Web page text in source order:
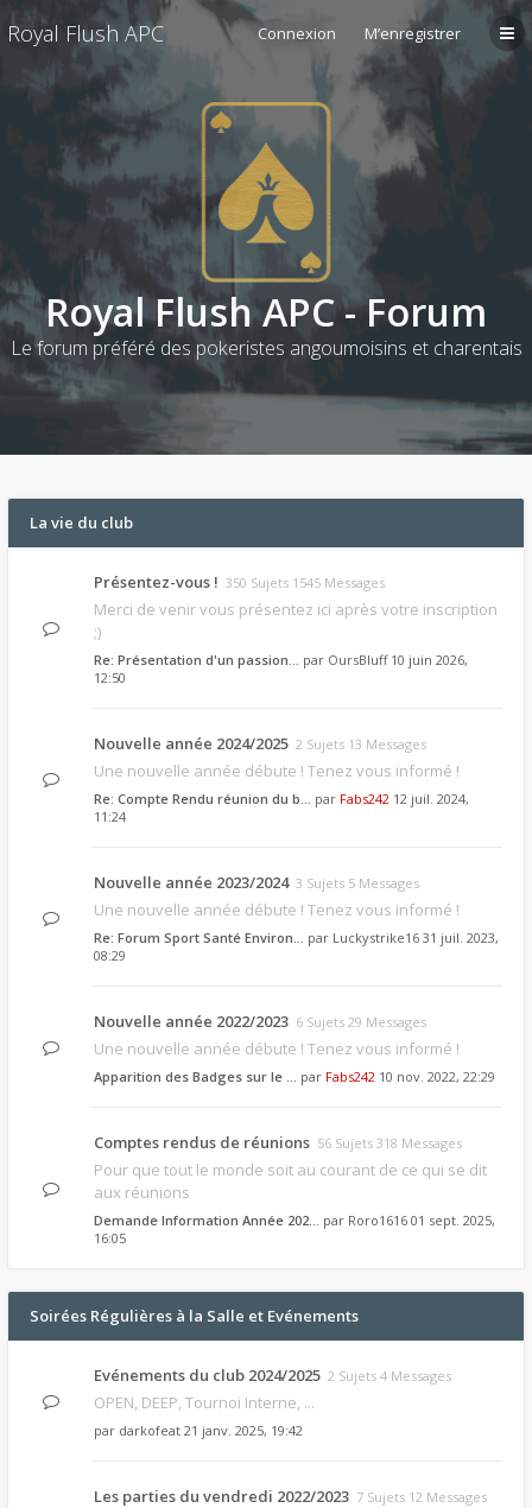
Royal Flush APC Connexion M’enregistrer
Royal Flush APC - Forum
Le forum préféré des pokeristes angoumoisins et charentais
La vie du club
Présentez-vous ! 350 Sujets 1545 Messages
Merci de venir vous présentez ici après votre inscription
;)
Re: Présentation d'un passion… par OursBluff 10 juin 2026,
12:50
Nouvelle année 2024/2025 2 Sujets 13 Messages
Une nouvelle année débute ! Tenez vous informé !
Re: Compte Rendu réunion du b… par Fabs242 12 juil. 2024,
11:24
Nouvelle année 2023/2024 3 Sujets 5 Messages
Une nouvelle année débute ! Tenez vous informé !
Re: Forum Sport Santé Environ… par Luckystrike16 31 juil. 2023,
08:29
Nouvelle année 2022/2023 6 Sujets 29 Messages
Une nouvelle année débute ! Tenez vous informé !
Apparition des Badges sur le … par Fabs242 10 nov. 2022, 22:29
Comptes rendus de réunions 56 Sujets 318 Messages
Pour que tout le monde soit au courant de ce qui se dit
aux réunions
Demande Information Année 202… par Roro1616 01 sept. 2025,
16:05
Soirées Régulières à la Salle et Evénements
Evénements du club 2024/2025 2 Sujets 4 Messages
OPEN, DEEP, Tournoi Interne, ...
par darkofeat 21 janv. 2025, 19:42
Les parties du vendredi 2022/2023 7 Sujets 12 Messages